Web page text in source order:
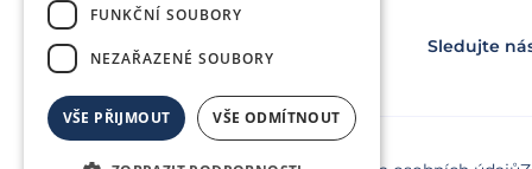
Sledujte
FUNKČNÍ SOUBORY
NEZAŘAZENÉ SOUBORY
VŠE PŘIJMOUT VŠE ODMÍTNOUT